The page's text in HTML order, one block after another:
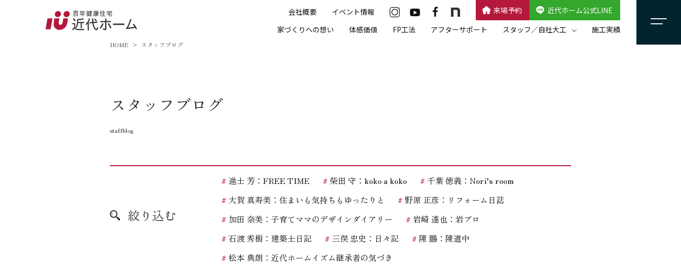
会社概要 イベント情報 来場予約
近代ホーム公式LINE
家づくりへの想い
体感価値 FP工法 アフターサポート スタッフ／自社大工 施工実績
近代ホーム公式LINE
CLOSE×
家づくりへの想い
オーガニックハウス
床暖房
無結露50年保証
モデルハウス
お客様の声
HOME スタッフブログ
スタッフブログ
staffblog
絞り込む
進士 芳：FREE TIME 柴田 守：koko a koko
千葉 徳義：Nori’s room
大賀 真寿美：住まいも気持ちもゆったりと
野原 正彦：リフォーム日誌
加田 奈美：子育てママのデザインダイアリー
岩崎 達也：岩ブロ
石渡 秀樹：建築士日記
三俣 忠史：日々記
陳 鵬：陳道中
松本 典朗：近代ホームイズム継承者の気づき